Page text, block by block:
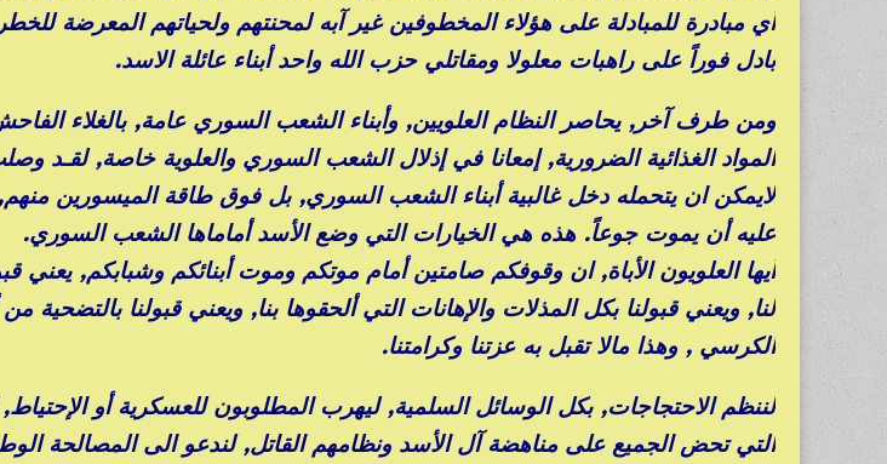
أي مبادرة للمبادلة على هؤلاء المخطوفين غير آبه لمحنتهم ولحياتهم المعرضة
بادل فوراً على راهبات معلولا ومقاتلي حزب الله واحد أبناء عائلة الاسد.
ومن طرف آخر, يحاصر النظام العلويين, وأبناء الشعب السوري عامة, بالغلاء الفاحش
المواد الغذائية الضرورية, إمعانا في إذلال الشعب السوري والعلوية خاصة, لقـد
لايمكن ان يتحمله دخل غالبية أبناء الشعب السوري, بل فوق طاقة الميسورين
عليه أن يموت جوعاً. هذه هي الخيارات التي وضع الأسد أماماها الشعب السوري.
أيها العلويون الأباة, ان وقوفكم صامتين أمام موتكم وموت أبنائكم وشبابكم, يعني
لنا, ويعني قبولنا بكل المذلات والإهانات التي ألحقوها بنا, ويعني قبولنا
الكرسي , وهذا مالا تقبل به عزتنا وكرامتنا.
لننظم الاحتجاجات, بكل الوسائل السلمية, ليهرب المطلوبون للعسكرية أو الإحتياط,
التي تحض الجميع على مناهضة آل الأسد ونظامهم القاتل, لندعو الى المصالحة